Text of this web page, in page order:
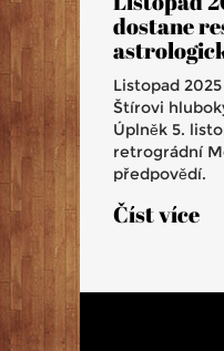
dostane
Listopad
Štírovi
Úplněk 5.
retrográdní
předpovědí.
Číst více